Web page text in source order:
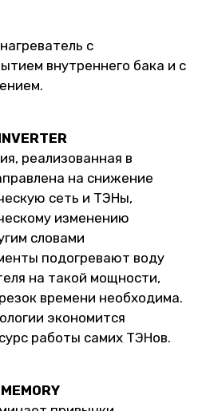
с
внутреннего бака и с
реализованная в
на снижение
сеть и ТЭНы,
изменению
словами
подогревают воду
на такой мощности,
времени необходима.
экономится
работы самих ТЭНов.